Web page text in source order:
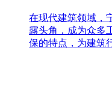
在现代建筑领域，
露头角，成为众多
保的特点，为建筑